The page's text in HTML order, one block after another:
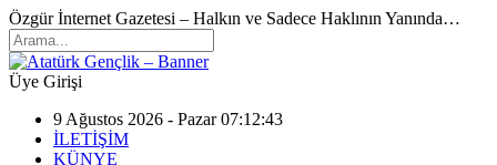
Özgür İnternet Gazetesi – Halkın ve Sadece Haklının Yanında…
Üye Girişi
9 Ağustos 2026 - Pazar 07:12:43
İLETİŞİM
KÜNYE